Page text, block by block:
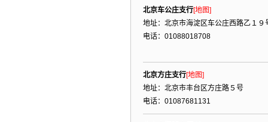
北京车公庄支行[地图]
地址：北京市海淀区车公庄西路乙１９
电话：01088018708
北京方庄支行[地图]
地址：北京市丰台区方庄路５号
电话：01087681131